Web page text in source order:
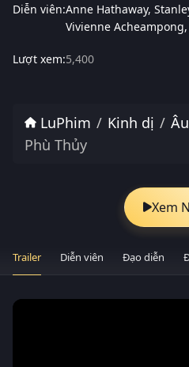
Diễn viên:Anne Hathaway
Vivienne Acheampong
Lượt xem:5,400
LuPhim Kinh dị
Phù Thủy
Xem
Trailer Diễn viên Đạo diễn